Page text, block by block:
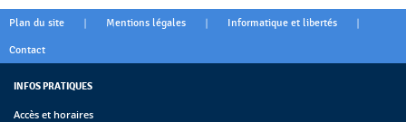
Plan du site | Mentions légales | Informatique et libertés |
Contact
INFOS PRATIQUES
Accès et horaires